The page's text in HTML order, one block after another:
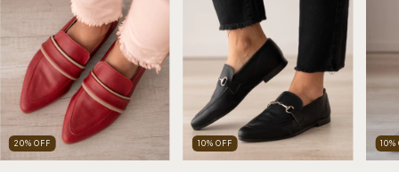
20% OFF 10% OFF 10%